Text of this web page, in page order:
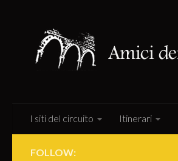
I siti del circuito Itinerari
FOLLOW: